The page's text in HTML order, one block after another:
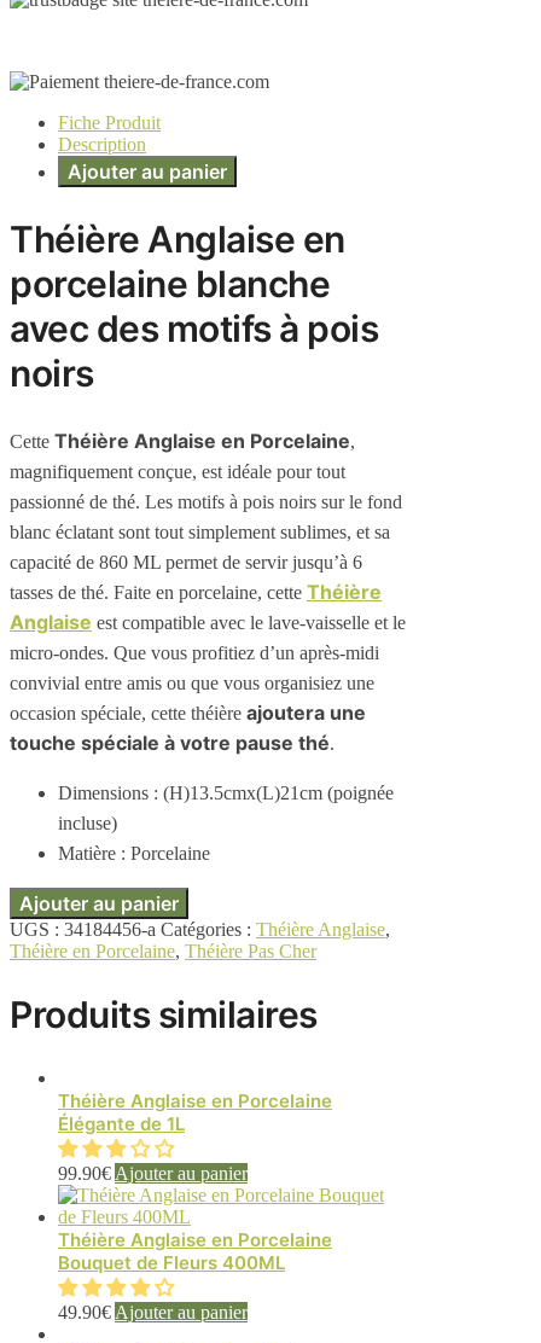
Fiche Produit
Description
Ajouter au panier
Théière Anglaise en
porcelaine blanche
avec des motifs à pois
noirs
Cette Théière Anglaise en Porcelaine,
magnifiquement conçue, est idéale pour tout
passionné de thé. Les motifs à pois noirs sur le fond
blanc éclatant sont tout simplement sublimes, et sa
capacité de 860 ML permet de servir jusqu’à 6
tasses de thé. Faite en porcelaine, cette Théière
Anglaise est compatible avec le lave-vaisselle et le
micro-ondes. Que vous profitiez d’un après-midi
convivial entre amis ou que vous organisiez une
occasion spéciale, cette théière ajoutera une
touche spéciale à votre pause thé.
Dimensions : (H)13.5cmx(L)21cm (poignée
incluse)
Matière : Porcelaine
Ajouter au panier
UGS : 34184456-a Catégories : Théière Anglaise,
Théière en Porcelaine, Théière Pas Cher
Produits similaires
Théière Anglaise en Porcelaine
Élégante de 1L
99.90€ Ajouter au panier
Théière Anglaise en Porcelaine
Bouquet de Fleurs 400ML
49.90€ Ajouter au panier